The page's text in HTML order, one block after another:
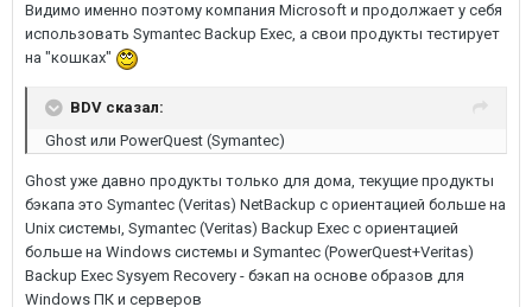
Видимо именно поэтому компания Microsoft и продолжает у себя
использовать Symantec Backup Exec, а свои продукты тестирует
на "кошках"
BDV сказал:
Ghost или PowerQuest (Symantec)
Ghost уже давно продукты только для дома, текущие продукты
бэкапа это Symantec (Veritas) NetBackup с ориентацией больше на
Unix системы, Symantec (Veritas) Backup Exec с ориентацией
больше на Windows системы и Symantec (PowerQuest+Veritas)
Backup Exec Sysyem Recovery - бэкап на основе образов для
Windows ПК и серверов